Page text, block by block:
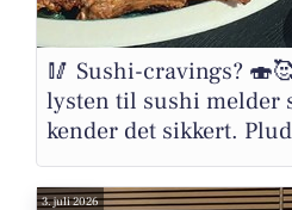
🥢 Sushi-cravings?
lysten til sushi melder
kender det sikkert.
3. juli 2026